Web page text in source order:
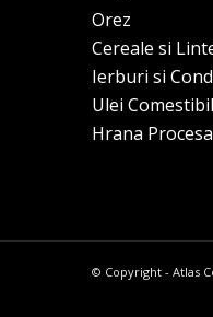
Orez
Cereale si
Ierburi si
Ulei
Hrana
© Copyright - Atlas